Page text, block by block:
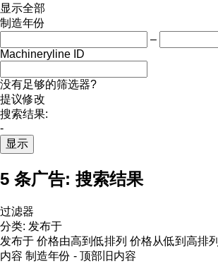
显示全部
制造年份
–
Machineryline ID
没有足够的筛选器?
提议修改
搜索结果:
-
显示
5 条广告:搜索结果
过滤器
分类: 发布于
发布于 价格由高到低排列 价格从低到高排列
内容 制造年份 - 顶部旧内容